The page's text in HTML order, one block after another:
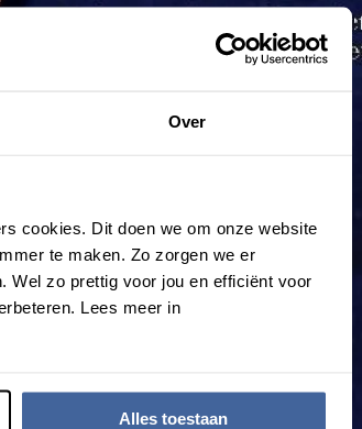
Over
cookies. Dit doen we om onze website
te maken. Zo zorgen we er
Wel zo prettig voor jou en efficiënt voor
Lees meer in
Alles toestaan